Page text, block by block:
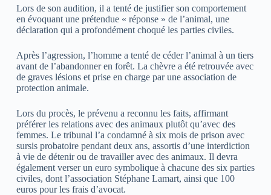
Lors de son audition, il a tenté de justifier son comportement
en évoquant une prétendue « réponse » de l’animal, une
déclaration qui a profondément choqué les parties civiles.
Après l’agression, l’homme a tenté de céder l’animal à un tiers
avant de l’abandonner en forêt. La chèvre a été retrouvée avec
de graves lésions et prise en charge par une association de
protection animale.
Lors du procès, le prévenu a reconnu les faits, affirmant
préférer les relations avec des animaux plutôt qu’avec des
femmes. Le tribunal l’a condamné à six mois de prison avec
sursis probatoire pendant deux ans, assortis d’une interdiction
à vie de détenir ou de travailler avec des animaux. Il devra
également verser un euro symbolique à chacune des six parties
civiles, dont l’association Stéphane Lamart, ainsi que 100
euros pour les frais d’avocat.